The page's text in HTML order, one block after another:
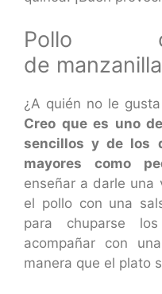
Pollo
de
¿A quién no le
Creo que es uno
sencillos y de los
mayores como
enseñar a darle una
el pollo con una
para chuparse
acompañar con
manera que el plato